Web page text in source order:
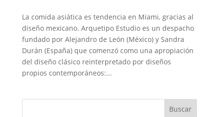
La comida asiática es tendencia en Miami, gracias al
diseño mexicano. Arquetipo Estudio es un despacho
fundado por Alejandro de León (México) y Sandra
Durán (España) que comenzó como una apropiación
del diseño clásico reinterpretado por diseños
propios contemporáneos:...
Buscar